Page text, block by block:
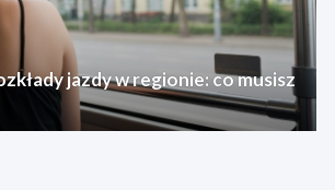
jazdy w regionie: co musisz